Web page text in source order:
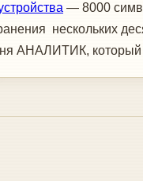
— 8000
нескольких
АНАЛИТИК,